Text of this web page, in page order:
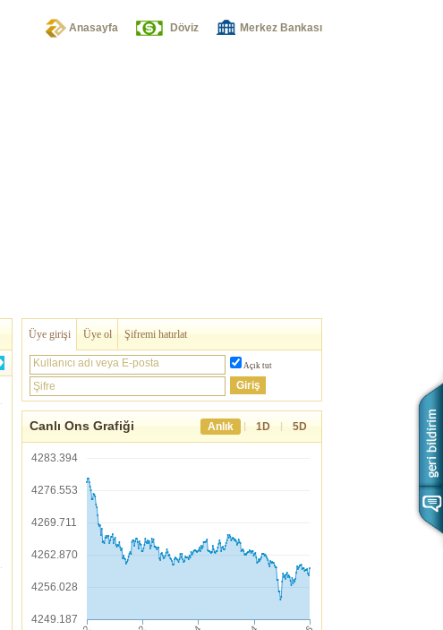
Anasayfa Döviz Merkez Bankası
Üye girişi Üye ol Şifremi hatırlat
Kullanıcı adı veya E-posta Açık tut
Şifre
Canlı Ons Grafiği Anlık | 1D | 5D
4283.394
4276.553
4269.711
4262.870
4256.028
4249.187